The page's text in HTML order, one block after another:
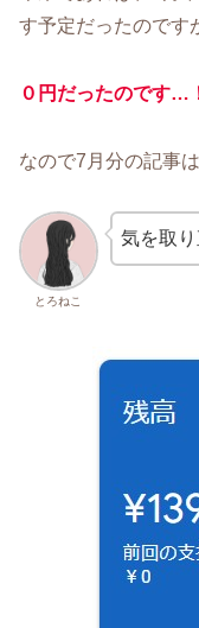
す予定だったのです
０円だったのです…
なので7月分の記事
とろねこ
気を取